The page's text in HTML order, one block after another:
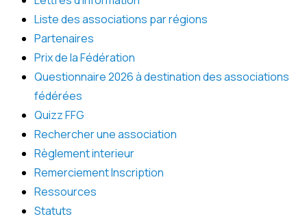
Liste des associations par régions
Partenaires
Prix de la Fédération
Questionnaire 2026 à destination des associations
fédérées
Quizz FFG
Rechercher une association
Règlement interieur
Remerciement Inscription
Ressources
Statuts